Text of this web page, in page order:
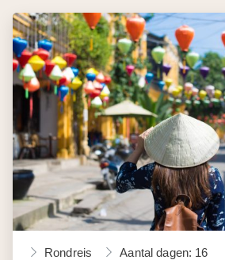
Rondreis Aantal dagen: 16